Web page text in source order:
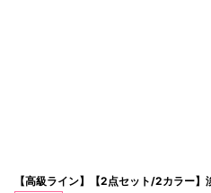
【高級ライン】【2点セット/2カラー